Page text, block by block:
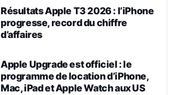
Résultats Apple T3 2026 : l’iPhone
progresse, record du chiffre
d’affaires
Apple Upgrade est officiel : le
programme de location d’iPhone,
Mac, iPad et Apple Watch aux US